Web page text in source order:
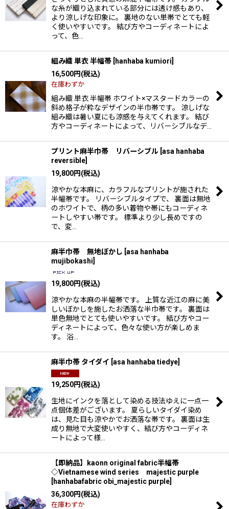
な糸が織り込まれている部分には透け感もあり、
より涼しげな印象に。 裏地のない単帯でとても軽
く使いやすいです。 結び方やコーディネートによ
って、色…
組み織 単衣 半幅帯 hanhaba kumiori
16,500円(税込)
在庫わずか
組み織 単衣 半幅帯 ホワイト×マスタードカラーの
斜め格子が粋なデザインの半巾帯です。 涼しげな
組み織は暑い夏にも涼感を与えてくれます。 結び
方やコーディネートによって、リバーシブルなデ…
プリント麻半巾帯 リバーシブル asa hanhaba
reversible
19,800円(税込)
涼やかな本麻に、カラフルなプリントが施された
半幅帯です。 リバーシブルタイプで、 裏面は無地
のホワイトで、柄の多い着物や帯にもコーディネ
ートしやすい帯です。 標準より少し長めですの
で、変…
麻半巾帯 無地ぼかし asa hanhaba
mujibokashi
19,800円(税込)
涼やかな本麻の半幅帯です。 上質な近江の麻に美
しいぼかしを施したお洒落な半巾帯です。 裏面は
単色無地でとても使いやすいです。 結び方やコー
ディネートによって、色々な使い方が楽しめま
す。 浴…
麻半巾帯 タイダイ asa hanhaba tiedye
19,250円(税込)
生地にインクを落として染める技法ゆえに一点一
点個体差がございます。 夏らしいタイダイ染め
は、見た目も涼やかでお洒落な帯です。 裏面は生
成り無地で大変使いやすく、結び方やコーディネ
ートによって様…
【即納品】kaonn original fabric半幅帯
◇Vietnamese wind series majestic purple
hanhabafabric obi_majestic purple
36,300円(税込)
在庫わずか